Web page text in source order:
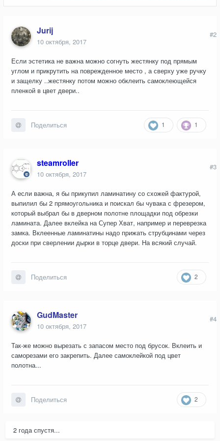
Jurij
10 октября, 2017
#2
Если эстетика не важна можно согнуть жестянку под прямым
углом и прикрутить на поврежденное место , а сверху уже ручку
и защелку ..жестянку потом можно обклеить самоклеющейся
пленкой в цвет двери..
1 1
Поделиться
steamroller
10 октября, 2017
#3
А если важна, я бы прикупил ламинатину со схожей фактурой,
выпилил бы 2 прямоугольника и поискал бы чувака с фрезером,
который выбрал бы в дверном полотне площадки под обрезки
ламината. Далее вклейка на Супер Хват, например и переврезка
замка. Вклеенные ламинатины надо прижать струбцинами через
доски при сверлении дырки в торце двери. На всякий случай.
2
Поделиться
GudMaster
10 октября, 2017
#4
Так-же можно вырезать с запасом место под брусок. Вклеить и
саморезами его закрепить. Далее самоклейкой под цвет
полотна...
2
Поделиться
2 года спустя...